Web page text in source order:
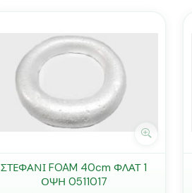
ΣΤΕΦΑΝΙ FOAM 40cm ΦΛΑΤ 1
ΟΨΗ 0511017